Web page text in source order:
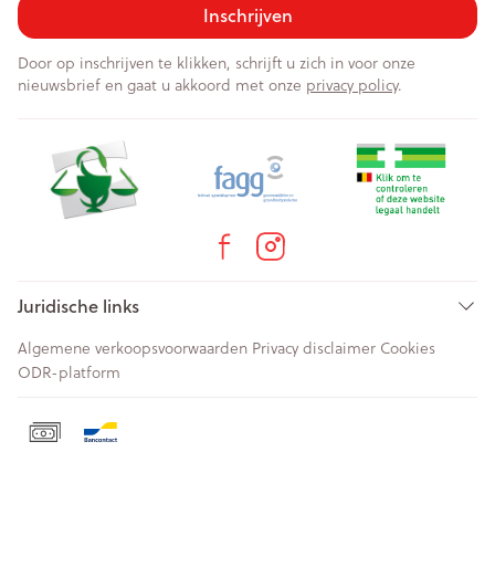
Inschrijven
Door op inschrijven te klikken, schrijft u zich in voor onze
nieuwsbrief en gaat u akkoord met onze privacy policy.
Juridische links
Algemene verkoopsvoorwaarden Privacy disclaimer Cookies
ODR-platform